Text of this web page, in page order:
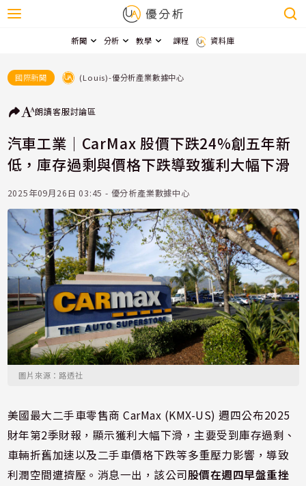
新聞 分析 教學 課程 資料庫
國際新聞 (Louis)-優分析產業數據中心
朗讀客服討論區
汽車工業｜CarMax 股價下跌24%創五年新
低，庫存過剩與價格下跌導致獲利大幅下滑
2025年09月26日 03:45 - 優分析產業數據中心
圖片來源：路透社
美國最大二手車零售商 CarMax (KMX-US) 週四公布2025
財年第2季財報，顯示獲利大幅下滑，主要受到庫存過剩、
車輛折舊加速以及二手車價格下跌等多重壓力影響，導致
利潤空間遭擠壓。消息一出，該公司股價在週四早盤重挫